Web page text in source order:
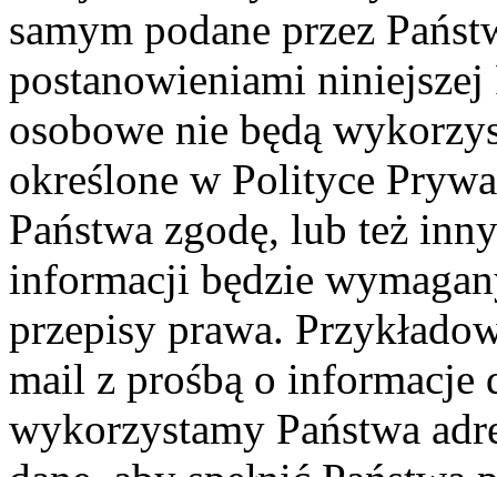
samym podane przez
postanowieniami
osobowe nie będą
określone w Polityce
Państwa zgodę, lub też
informacji będzie
przepisy prawa.
mail z prośbą o informacje
wykorzystamy Państwa